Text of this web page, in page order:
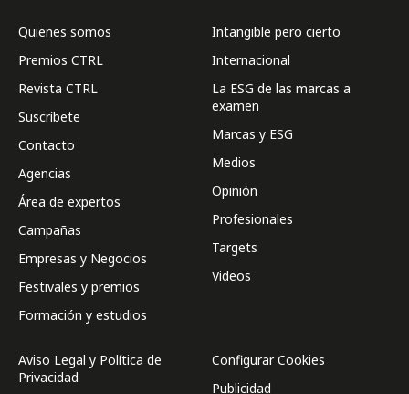
Quienes somos
Premios CTRL
Revista CTRL
Suscríbete
Contacto
Agencias
Área de expertos
Campañas
Empresas y Negocios
Festivales y premios
Formación y estudios
Intangible pero cierto
Internacional
La ESG de las marcas a
examen
Marcas y ESG
Medios
Opinión
Profesionales
Targets
Videos
Aviso Legal y Política de
Privacidad
Configurar Cookies
Publicidad